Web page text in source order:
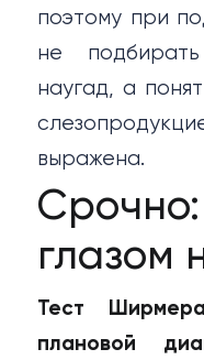
поэтому при
не
наугад, а
выражена.
Срочно:
глазом
Тест
плановой